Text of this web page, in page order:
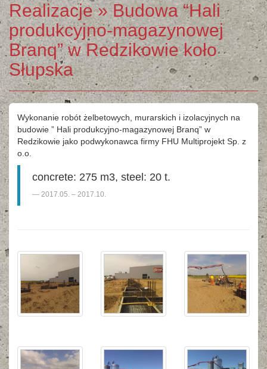
Realizacje» Budowa “Hali
produkcyjno-magazynowej
Branq” w Redzikowie koło
Słupska
Wykonanie robót żelbetowych, murarskich i izolacyjnych na
budowie ” Hali produkcyjno-magazynowej Branq” w
Redzikowie jako podwykonawca firmy FHU Multiprojekt Sp. z
o.o.
concrete: 275 m3, steel: 20 t.
2017.05. – 2017.10.